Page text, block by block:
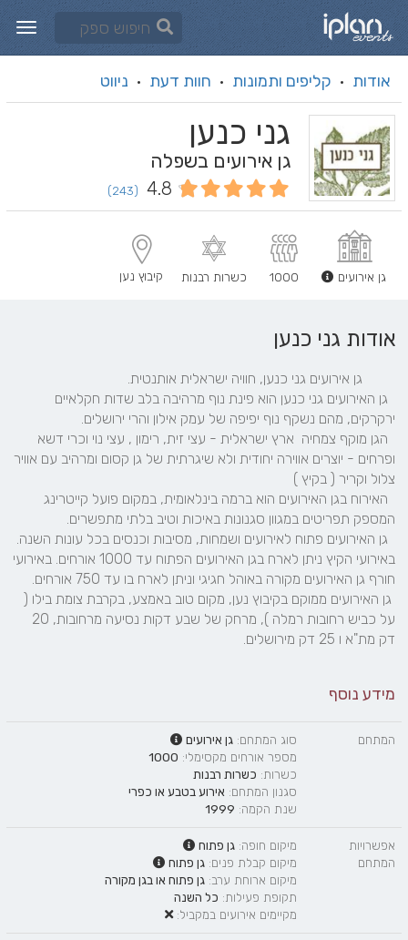
אודות · קליפים ותמונות · חוות דעת · ניווט
גני כנען
גן אירועים בשפלה
4.8
(243)
גן אירועים 1000 כשרות רבנות קיבוץ נען
אודות גני כנען
דק מת"א ו 25 דק מירושלים.
מידע נוסף
המתחם סוג המתחם:גן אירועים
מספר אורחים מקסימלי: 1000
כשרות: כשרות רבנות
סגנון המתחם: אירוע בטבע או כפרי
שנת הקמה: 1999
אפשרויות
המתחם
מיקום חופה:גן פתוח
מיקום קבלת פנים:גן פתוח
מיקום ארוחת ערב:גן פתוח או בגן מקורה
תקופת פעילות: כל השנה
מקיימים אירועים במקביל: